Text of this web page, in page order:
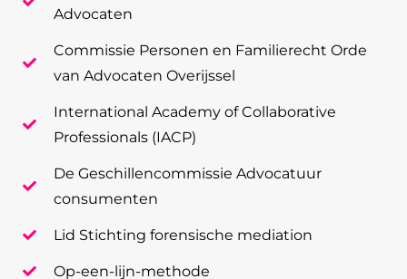
Advocaten
Commissie Personen en Familierecht Orde
van Advocaten Overijssel
International Academy of Collaborative
Professionals (IACP)
De Geschillencommissie Advocatuur
consumenten
Lid Stichting forensische mediation
Op-een-lijn-methode